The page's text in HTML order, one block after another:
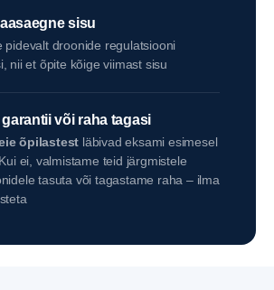
sisu
pidevalt droonide regulatsiooni
nii et õpite kõige viimast sisu
garantii või raha tagasi
õpilastest läbivad eksami esimesel
ei, valmistame teid järgmistele
tasuta või tagastame raha – ilma